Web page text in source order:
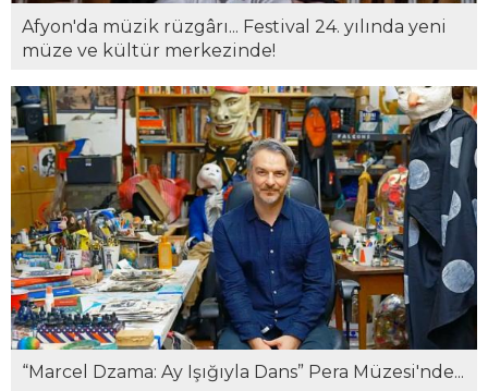
Afyon'da müzik rüzgârı... Festival 24. yılında yeni
müze ve kültür merkezinde!
“Marcel Dzama: Ay Işığıyla Dans” Pera Müzesi'nde...